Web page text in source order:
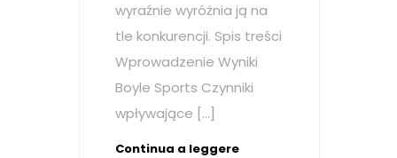
wyraźnie wyróżnia ją na
tle konkurencji. Spis treści
Wprowadzenie Wyniki
Boyle Sports Czynniki
wpływające […]
Continua a leggere